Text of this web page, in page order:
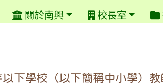
定 關於南興 校長室
下學校（以下簡稱中小學）教